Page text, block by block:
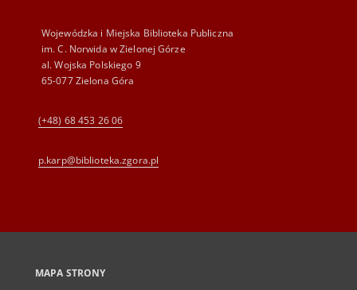
Wojewódzka i Miejska Biblioteka Publiczna
im. C. Norwida w Zielonej Górze
al. Wojska Polskiego 9
65-077 Zielona Góra
(+48) 68 453 26 06
p.karp@biblioteka.zgora.pl
MAPA STRONY